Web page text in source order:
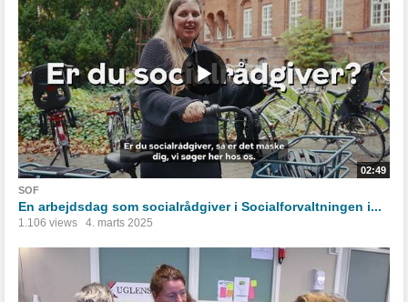
02:49
SOF
En arbejdsdag som socialrådgiver i Socialforvaltningen i...
1.106 views 4. marts 2025